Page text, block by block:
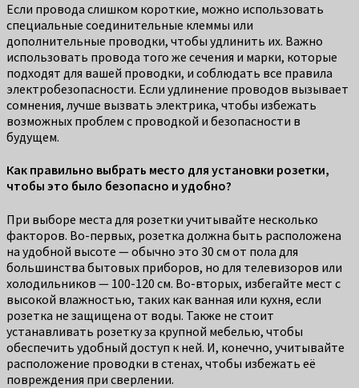
Если провода слишком короткие, можно использовать
специальные соединительные клеммы или
дополнительные проводки, чтобы удлинить их. Важно
использовать провода того же сечения и марки, которые
подходят для вашей проводки, и соблюдать все правила
электробезопасности. Если удлинение проводов вызывает
сомнения, лучше вызвать электрика, чтобы избежать
возможных проблем с проводкой и безопасности в
будущем.
Как правильно выбрать место для установки розетки,
чтобы это было безопасно и удобно?
При выборе места для розетки учитывайте несколько
факторов. Во-первых, розетка должна быть расположена
на удобной высоте — обычно это 30 см от пола для
большинства бытовых приборов, но для телевизоров или
холодильников — 100-120 см. Во-вторых, избегайте мест с
высокой влажностью, таких как ванная или кухня, если
розетка не защищена от воды. Также не стоит
устанавливать розетку за крупной мебелью, чтобы
обеспечить удобный доступ к ней. И, конечно, учитывайте
расположение проводки в стенах, чтобы избежать её
повреждения при сверлении.